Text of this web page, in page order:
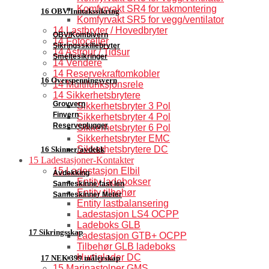
16 OBV/Inntakssikring
OBV/Kombivern
Sikringsskillebryter
Smeltesikringer
16 Overspenningsvern
Grovvern
Finvern
Reserveplugger
16 Skinner/avdekk
Avdekking
Samleskinne fast len
Samleskinner Meter
17 Sikringsskap
17 NEK 399 målerskap
Komfyrvakt SR4 for takmontering
Komfyrvakt SR5 for vegg/ventilator
14 Lastbryter / Hovedbryter
14 Fotoceller
14 Astrour / Tidsur
14 Vendere
14 Reservekraftomkobler
14 Multifunksjonsrele
14 Sikkerhetsbrytere
Sikkerhetsbryter 3 Pol
Sikkerhetsbryter 4 Pol
Sikkerhetsbryter 6 Pol
Sikkerhetsbryter EMC
Sikkerhetsbrytere DC
15 Ladestasjoner-Kontakter
15 Ladestasjon Elbil
Entity ladebokser
Entity tilbehør
Entity lastbalansering
Ladestasjon LS4 OCPP
Ladeboks GLB
Ladestasjon GTB+ OCPP
Tilbehør GLB ladeboks
Hurtiglader DC